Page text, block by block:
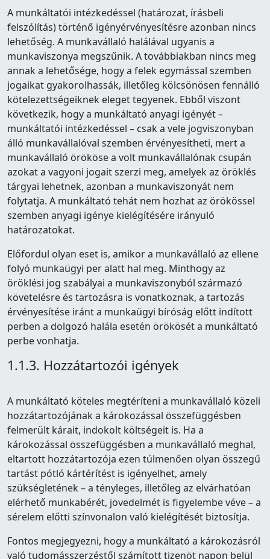
A munkáltatói intézkedéssel (határozat, írásbeli
felszólítás) történő igényérvényesítésre azonban nincs
lehetőség. A munkavállaló halálával ugyanis a
munkaviszonya megszűnik. A továbbiakban nincs meg
annak a lehetősége, hogy a felek egymással szemben
jogaikat gyakorolhassák, illetőleg kölcsönösen fennálló
kötelezettségeiknek eleget tegyenek. Ebből viszont
következik, hogy a munkáltató anyagi igényét –
munkáltatói intézkedéssel – csak a vele jogviszonyban
álló munkavállalóval szemben érvényesítheti, mert a
munkavállaló örököse a volt munkavállalónak csupán
azokat a vagyoni jogait szerzi meg, amelyek az öröklés
tárgyai lehetnek, azonban a munkaviszonyát nem
folytatja. A munkáltató tehát nem hozhat az örökössel
szemben anyagi igénye kielégítésére irányuló
határozatokat.
Előfordul olyan eset is, amikor a munkavállaló az ellene
folyó munkaügyi per alatt hal meg. Minthogy az
öröklési jog szabályai a munkaviszonyból származó
követelésre és tartozásra is vonatkoznak, a tartozás
érvényesítése iránt a munkaügyi bíróság előtt indított
perben a dolgozó halála esetén örökösét a munkáltató
perbe vonhatja.
1.1.3. Hozzátartozói igények
A munkáltató köteles megtéríteni a munkavállaló közeli
hozzátartozójának a károkozással összefüggésben
felmerült kárait, indokolt költségeit is. Ha a
károkozással összefüggésben a munkavállaló meghal,
eltartott hozzátartozója ezen túlmenően olyan összegű
tartást pótló kártérítést is igényelhet, amely
szükségletének – a tényleges, illetőleg az elvárhatóan
elérhető munkabérét, jövedelmét is figyelembe véve – a
sérelem előtti színvonalon való kielégítését biztosítja.
Fontos megjegyezni, hogy a munkáltató a károkozásról
való tudomásszerzéstől számított tizenöt napon belül